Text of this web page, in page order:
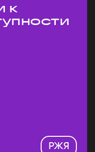
к
РЖЯ